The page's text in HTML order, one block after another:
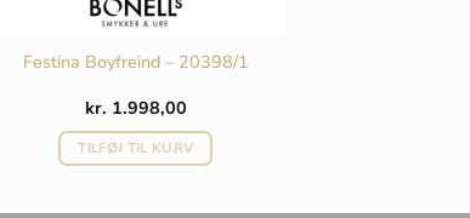
Festina Boyfreind – 20398/1
kr. 1.998,00
TILFØJ TIL KURV